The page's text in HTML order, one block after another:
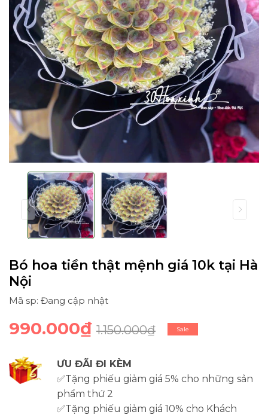
Bó hoa tiền thật mệnh giá 10k tại Hà
Nội
Mã sp: Đang cập nhật
990.000₫ 1.150.000₫ Sale
ƯU ĐÃI ĐI KÈM
✅Tặng phiếu giảm giá 5% cho những sản
phẩm thứ 2
✅Tặng phiếu giảm giá 10% cho Khách